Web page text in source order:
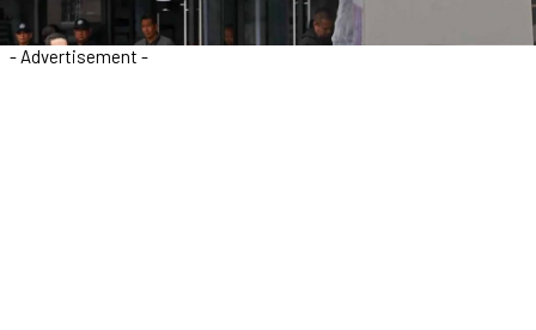
- Advertisement -